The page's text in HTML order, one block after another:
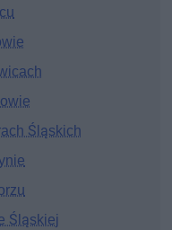
Śląskich
Śląskiej